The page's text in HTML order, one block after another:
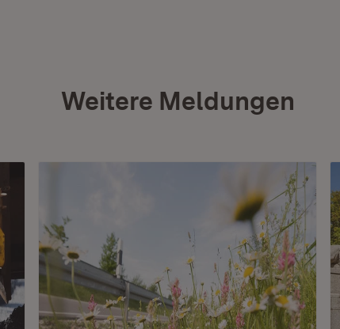
Weitere Meldungen